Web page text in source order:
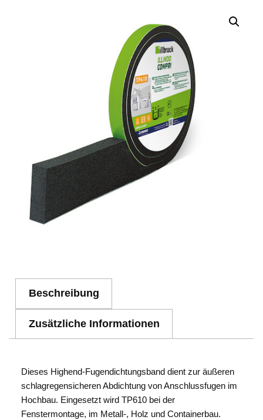
Beschreibung
Zusätzliche Informationen
Dieses Highend-Fugendichtungsband dient zur äußeren
schlagregensicheren Abdichtung von Anschlussfugen im
Hochbau. Eingesetzt wird TP610 bei der
Fenstermontage, im Metall-, Holz und Containerbau.